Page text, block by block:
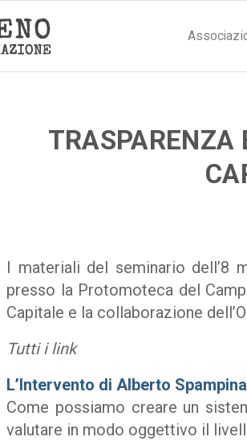
TRASPARENZA
I materiali del seminario dell’8
presso la Protomoteca del
Capitale e la collaborazione
Tutti i link
L’Intervento di Alberto
Come possiamo creare un
valutare in modo oggettivo il